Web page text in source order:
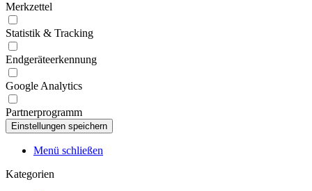
Merkzettel
Statistik & Tracking
Endgeräteerkennung
Google Analytics
Partnerprogramm
Menü schließen
Kategorien